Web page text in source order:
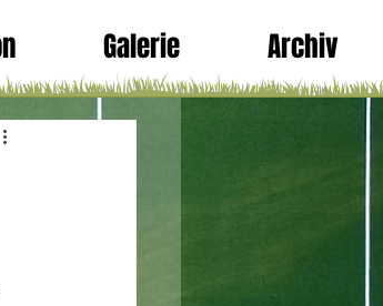
Galerie Archiv